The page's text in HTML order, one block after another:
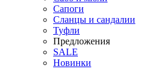
Сапоги
Сланцы и сандалии
Туфли
Предложения
SALE
Новинки